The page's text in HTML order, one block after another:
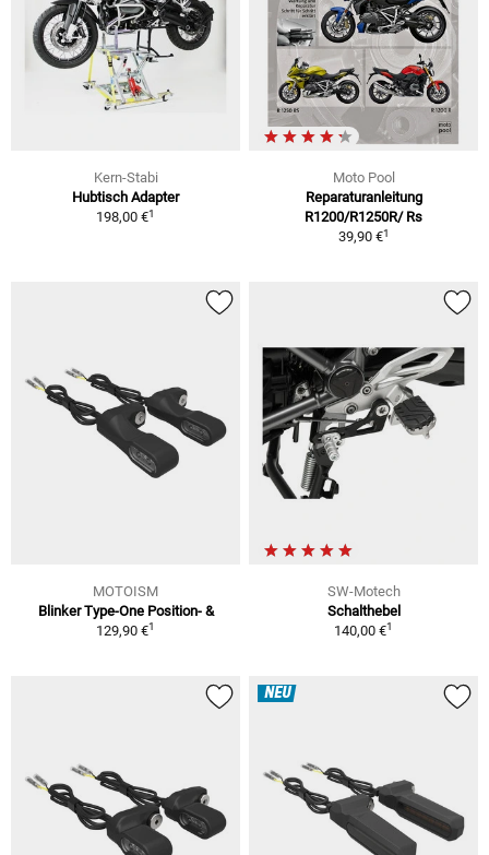
Kern-Stabi
Hubtisch Adapter
198,00 €1
Moto Pool
Reparaturanleitung
R1200/R1250R/ Rs
39,90 €1
MOTOISM
Blinker Type-One Position- &
129,90 €1
SW-Motech
Schalthebel
140,00 €1
NEU